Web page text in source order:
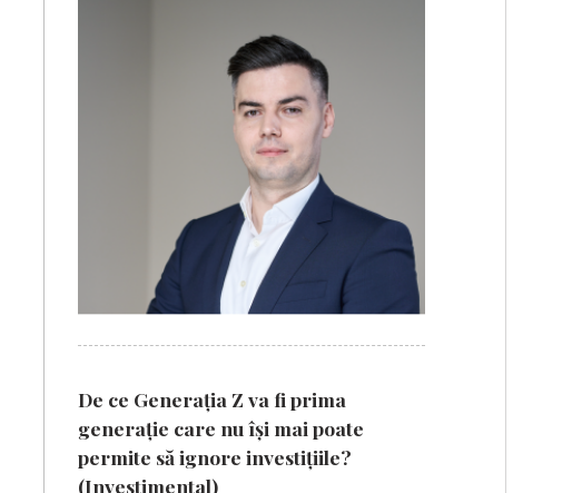
De ce Generația Z va fi prima
generație care nu își mai poate
permite să ignore investițiile?
(Investimental)